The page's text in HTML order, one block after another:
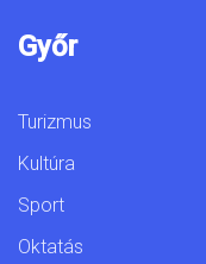
Győr
Turizmus
Kultúra
Sport
Oktatás